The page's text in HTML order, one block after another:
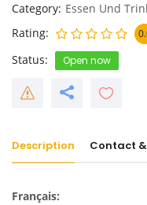
Category Essen Und
Rating
Status Open now
Description Contact
Français: